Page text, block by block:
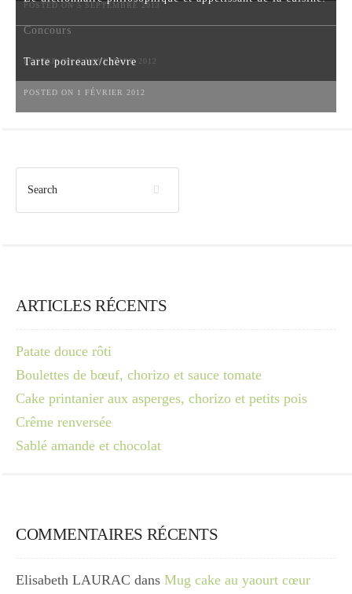
POSTED ON 5 SEPTEMBRE 2013
Concours
POSTED ON 6 NOVEMBRE 2012
Tarte poireaux/chèvre
POSTED ON 1 FÉVRIER 2012
ARTICLES RÉCENTS
Patate douce rôti
Boulettes de bœuf, chorizo et sauce tomate
Cake printanier aux asperges, chorizo et petits pois
Crême renversée
Sablé amande et chocolat
COMMENTAIRES RÉCENTS
Elisabeth LAURAC dans Mug cake au yaourt cœur